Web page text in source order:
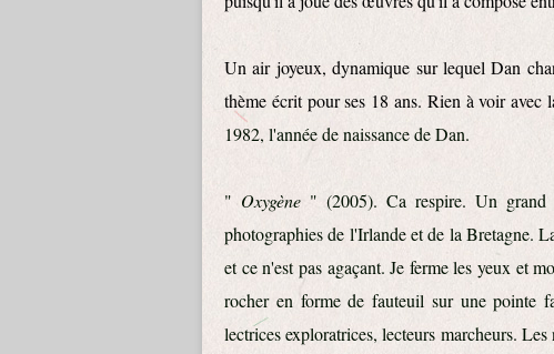
Un air joyeux, dynamique sur lequel Dan
thème écrit pour ses 18 ans. Rien à voir avec
1982, l'année de naissance de Dan.
" Oxygène " (2005). Ca respire. Un
photographies de l'Irlande et de la Bretagne.
et ce n'est pas agaçant. Je ferme les yeux et
rocher en forme de fauteuil sur une pointe
lectrices exploratrices, lecteurs marcheurs.